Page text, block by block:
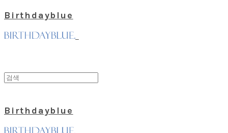
Birthdayblue
Birthdayblue